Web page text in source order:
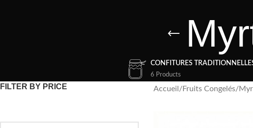
CONFITURES
6 Products
FILTER BY PRICE Accueil /Fruits Congelés/